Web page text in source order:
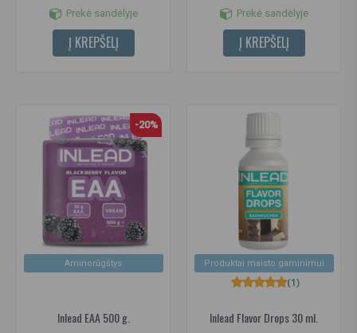
Prekė sandėlyje
Į KREPŠELĮ
Prekė sandėlyje
Į KREPŠELĮ
Aminorūgštys
-20%
Inlead EAA 500 g.
Produktai maisto gaminimui
Inlead Flavor Drops 30 ml.
(1)